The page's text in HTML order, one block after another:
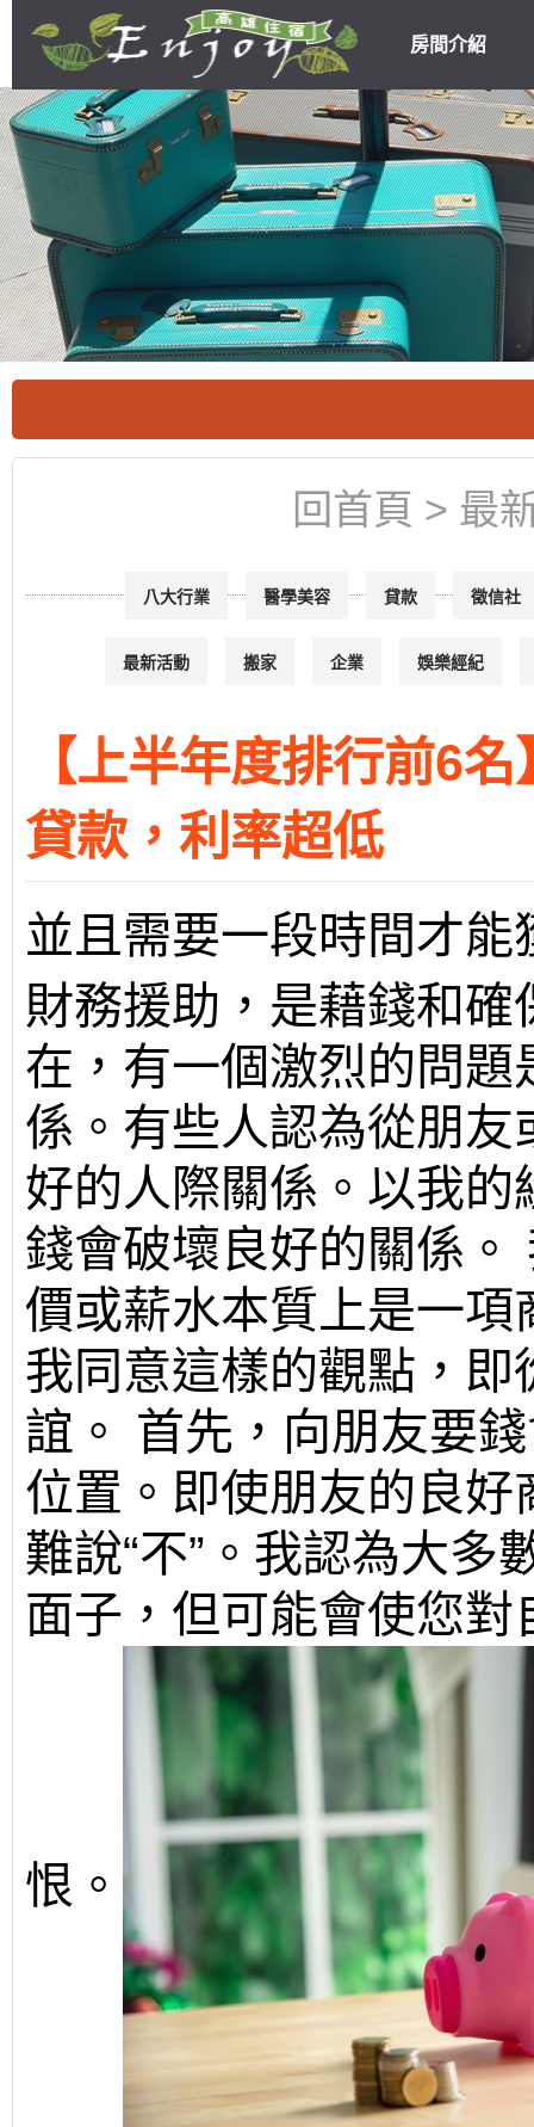
房間介紹
高雄民宿住宿
優惠
回首頁 > 最
徵信社
貸款
醫學美容
八大行業
娛樂經紀
企業
搬家
最新活動
【上半年度排行前6
貸款，利率超低
並且需要一段時間才能
財務援助，是藉錢和
在，有一個激烈的問
係。有些人認為從朋
好的人際關係。以我
錢會破壞良好的關係
價或薪水本質上是一
我同意這樣的觀點，
誼。 首先，向朋友要
位置。即使朋友的良
難說“不”。我認為大多
面子，但可能會使您
恨。